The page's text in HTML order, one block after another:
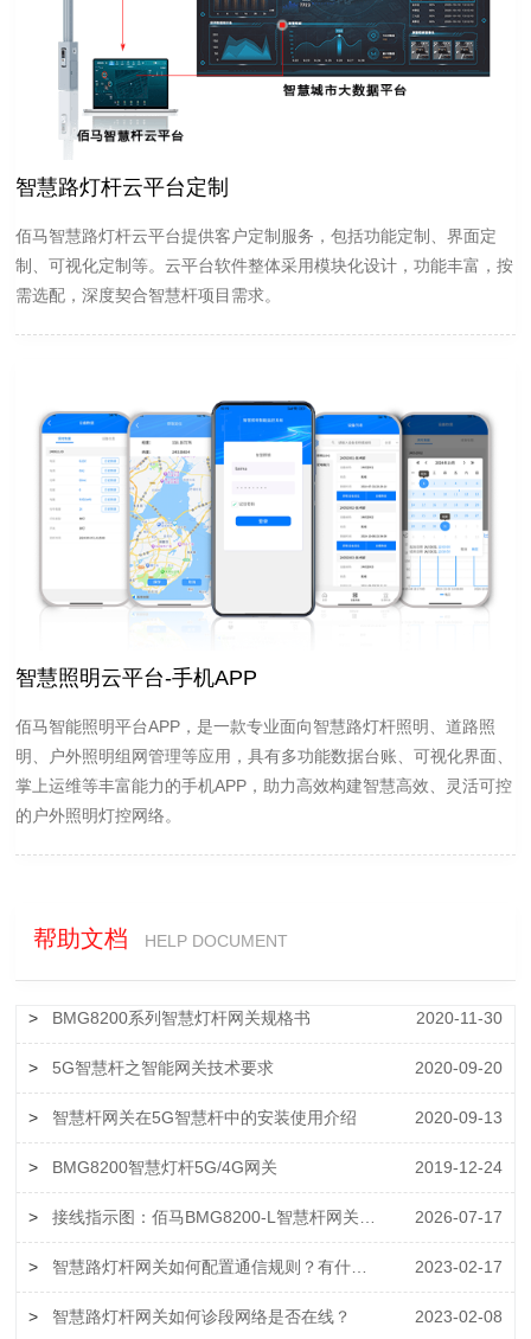
智慧路灯杆云平台定制
佰马智慧路灯杆云平台提供客户定制服务，包括功能定制、界面定
制、可视化定制等。云平台软件整体采用模块化设计，功能丰富，按
需选配，深度契合智慧杆项目需求。
智慧照明云平台-手机APP
佰马智能照明平台APP，是一款专业面向智慧路灯杆照明、道路照
明、户外照明组网管理等应用，具有多功能数据台账、可视化界面、
掌上运维等丰富能力的手机APP，助力高效构建智慧高效、灵活可控
的户外照明灯控网络。
帮助文档 HELP DOCUMENT
> BMG8200系列智慧灯杆网关规格书 2020-11-30
> 5G智慧杆之智能网关技术要求 2020-09-20
> 智慧杆网关在5G智慧杆中的安装使用介绍 2020-09-13
> BMG8200智慧灯杆5G/4G网关 2019-12-24
> 2026-07-17
> 2023-02-17
> 智慧路灯杆网关如何诊段网络是否在线？ 2023-02-08